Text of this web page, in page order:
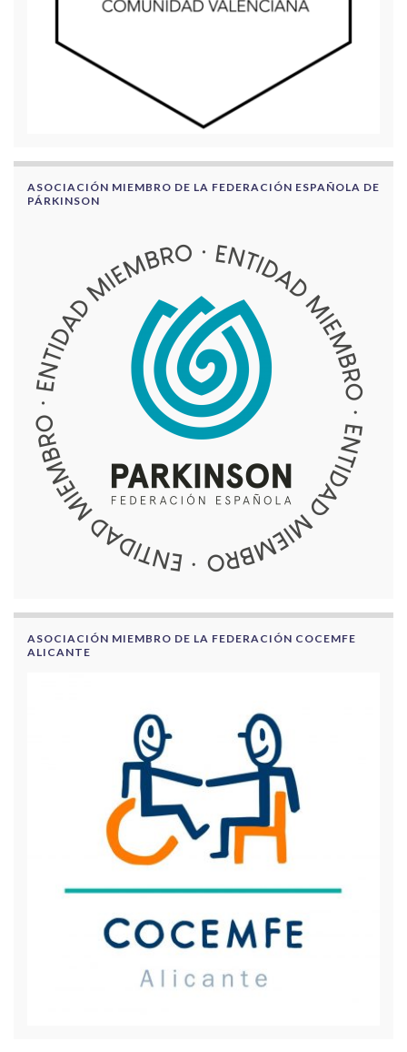
ASOCIACIÓN MIEMBRO DE LA FEDERACIÓN ESPAÑOLA DE
PÁRKINSON
ASOCIACIÓN MIEMBRO DE LA FEDERACIÓN COCEMFE
ALICANTE